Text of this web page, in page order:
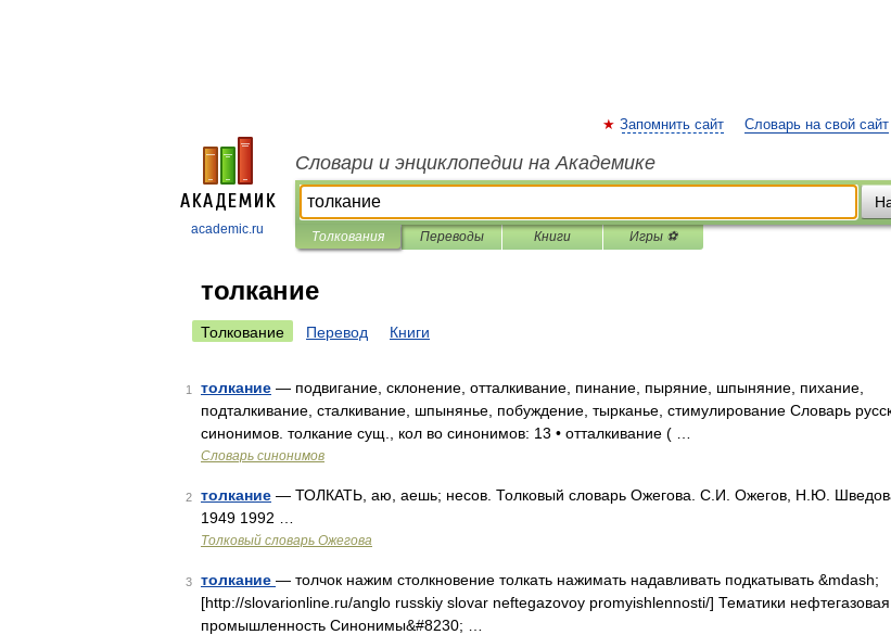
academic.ru
Запомнить сайт Словарь на свой сайт
Словари и энциклопедии на Академике
Толкования Переводы Книги Игры ⚽
толкание
Толкование Перевод Книги
1 толкание — подвигание, склонение, отталкивание, пинание, пыряние, шпыняние, пихание,
подталкивание, сталкивание, шпынянье, побуждение, тырканье, стимулирование Словарь
синонимов. толкание сущ., кол во синонимов: 13 • отталкивание ( …
Словарь синонимов
2 толкание — ТОЛКАТЬ, аю, аешь; несов. Толковый словарь Ожегова. С.И. Ожегов, Н.Ю.
1949 1992 …
Толковый словарь Ожегова
3 толкание — толчок нажим столкновение толкать нажимать надавливать подкатывать &mdash;
[http://slovarionline.ru/anglo russkiy slovar neftegazovoy promyishlennosti/] Тематики нефтегазовая
промышленность Синонимы&#8230; …